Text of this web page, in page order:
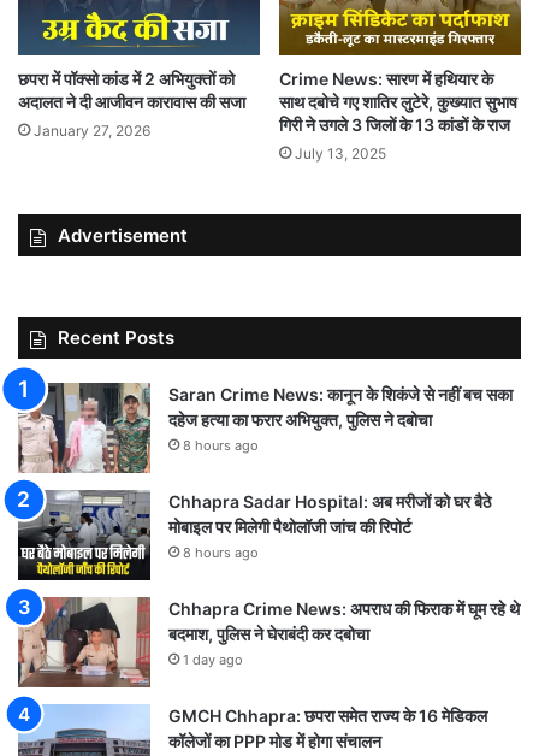
छपरा में पॉक्सो कांड में 2 अभियुक्तों को
अदालत ने दी आजीवन कारावास की सजा
January 27, 2026
Crime News: सारण में हथियार के
साथ दबोचे गए शातिर लुटेरे, कुख्यात सुभाष
गिरी ने उगले 3 जिलों के 13 कांडों के राज
July 13, 2025
Advertisement
Recent Posts
Saran Crime News: कानून के शिकंजे से नहीं बच सका
दहेज हत्या का फरार अभियुक्त, पुलिस ने दबोचा
8 hours ago
Chhapra Sadar Hospital: अब मरीजों को घर बैठे
मोबाइल पर मिलेगी पैथोलॉजी जांच की रिपोर्ट
8 hours ago
Chhapra Crime News: अपराध की फिराक में घूम रहे थे
बदमाश, पुलिस ने घेराबंदी कर दबोचा
1 day ago
GMCH Chhapra: छपरा समेत राज्य के 16 मेडिकल
कॉलेजों का PPP मोड में होगा संचालन